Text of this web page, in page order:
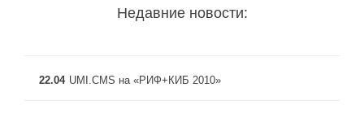
Недавние новости:
22.04 UMI.CMS на «РИФ+КИБ 2010»